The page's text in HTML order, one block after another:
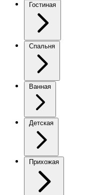
Гостиная
Спальня
Ванная
Детская
Прихожая